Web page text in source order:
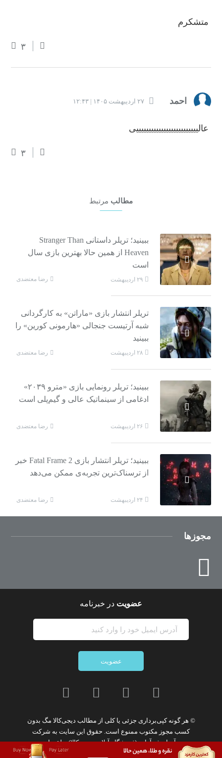
متشکرم
۳
احمد ۲۷ اردیبهشت ۱۴۰۵ | ۱۲:۴۳
عالیییییییییییییییییییییییییی
۳
مطالب مرتبط
ببینید؛ تریلر داستانی Stranger Than
Heaven از همین حالا بهترین بازی سال
است
۲۹ اردیبهشت رضا معتضدی
تریلر انتشار بازی «ماراتن» به کارگردانی
شبه آرتیست جنجالی «هارمونی کورین» را
ببینید
۲۸ اردیبهشت رضا معتضدی
ببینید؛ تریلر رونمایی بازی «مترو ۲۰۳۹»
ادغامی از سینماتیک عالی و گیم‌پلی است
۲۶ اردیبهشت رضا معتضدی
ببینید؛ تریلر انتشار بازی Fatal Frame 2 خبر
از ترسناک‌ترین تجربه‌ی ممکن می‌دهد
۲۴ اردیبهشت رضا معتضدی
مجوزها
عضویت در خبرنامه
عضویت
© هر گونهکپی‌برداری جزئی یا کلی از مطالب دیجی‌کالا مگ بدون
کسب مجوز مکتوب ممنوع است. حقوق این سایت به شرکت
نوآوران فن‌آوازه (فروشگاه آنلاین دیجی‌کالا)تعلق دارد.